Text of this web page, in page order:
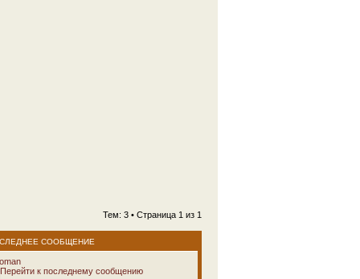
Тем: 3 • Страница 1 из 1
СООБЩЕНИЕ